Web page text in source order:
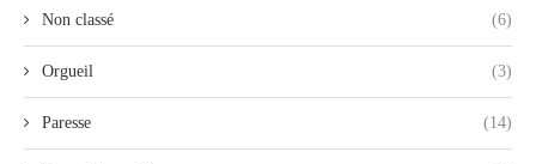
Non classé (6)
Orgueil (3)
Paresse (14)